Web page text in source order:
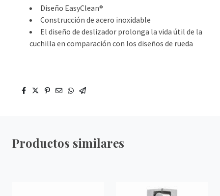
Diseño EasyClean®
Construcción de acero inoxidable
El diseño de deslizador prolonga la vida útil de la
cuchilla en comparación con los diseños de rueda
Productos similares